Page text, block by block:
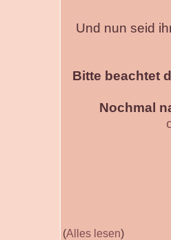
Und nun seid
Bitte beachtet
Nochmal
(Alles lesen)